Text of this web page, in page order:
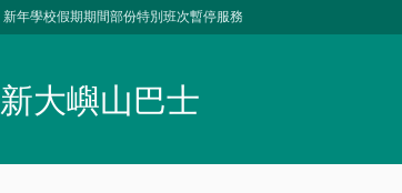
新年學校假期期間部份特別班次暫停服務
新大嶼山巴士